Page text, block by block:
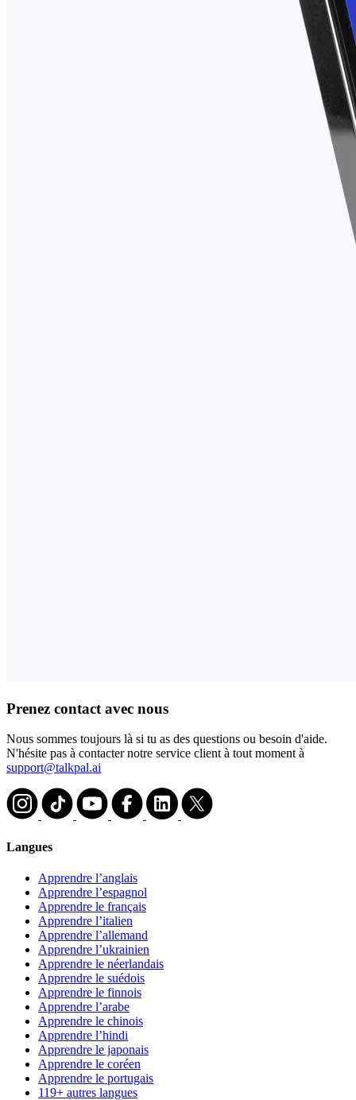
Prenez contact avec nous
Nous sommes toujours là si tu as des questions ou besoin d'aide.
N'hésite pas à contacter notre service client à tout moment à
support@talkpal.ai
Langues
Apprendre l’anglais
Apprendre l’espagnol
Apprendre le français
Apprendre l’italien
Apprendre l’allemand
Apprendre l’ukrainien
Apprendre le néerlandais
Apprendre le suédois
Apprendre le finnois
Apprendre l’arabe
Apprendre le chinois
Apprendre l’hindi
Apprendre le japonais
Apprendre le coréen
Apprendre le portugais
119+ autres langues